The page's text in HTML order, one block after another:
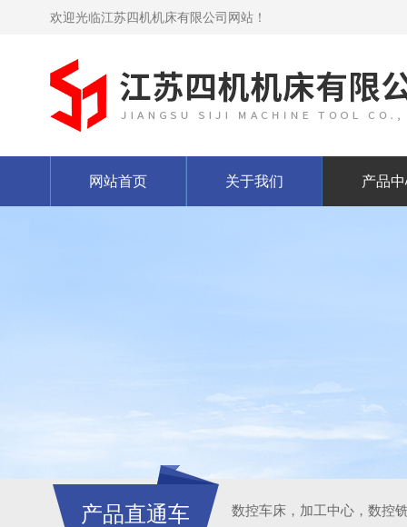
欢迎光临江苏四机机床有限公司网站！
网站首页 关于我们 产品
产品直通车